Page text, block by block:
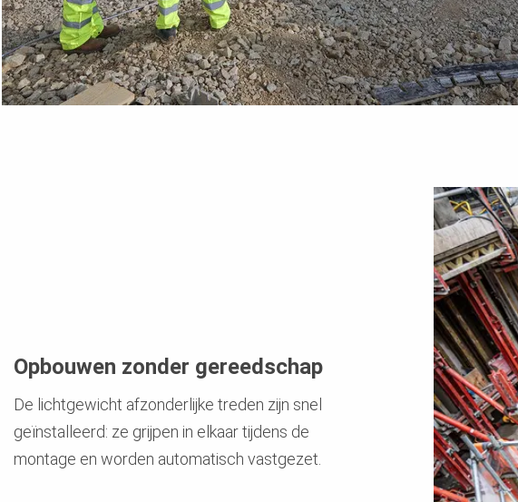
Opbouwen zonder gereedschap
De lichtgewicht afzonderlijke treden zijn snel
geïnstalleerd: ze grijpen in elkaar tijdens de
montage en worden automatisch vastgezet.